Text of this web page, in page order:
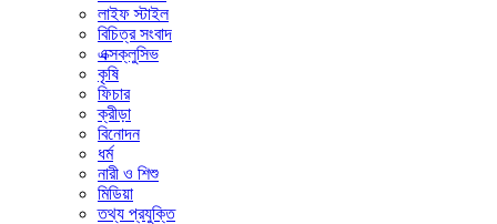
লাইফ স্টাইল
বিচিত্র সংবাদ
এক্সক্লুসিভ
কৃষি
ফিচার
ক্রীড়া
বিনোদন
ধর্ম
নারী ও শিশু
মিডিয়া
তথ্য প্রযুক্তি